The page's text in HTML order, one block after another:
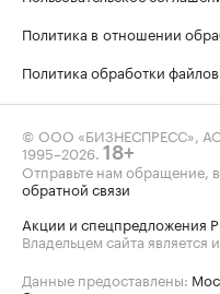
Политика в отношении
Политика обработки
© ООО «БИЗНЕСПРЕСС»,
1995–2026. 18+
Отправьте нам обращение,
обратной связи
Акции и спецпредложения
Владельцем сайта
Данные предоставлены: